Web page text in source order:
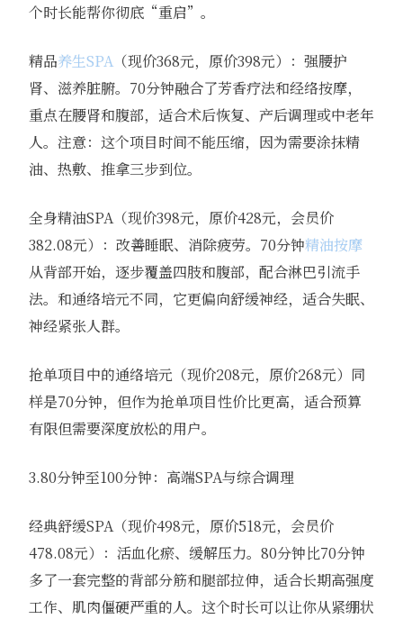
个时长能帮你彻底“重启”。
精品养生SPA （现价368元，原价398元）：强腰护
肾、滋养脏腑。70分钟融合了芳香疗法和经络按摩，
重点在腰肾和腹部，适合术后恢复、产后调理或中老年
人。注意：这个项目时间不能压缩，因为需要涂抹精
油、热敷、推拿三步到位。
全身精油SPA（现价398元，原价428元，会员价
382.08元）：改善睡眠、消除疲劳。70分钟精油按摩
从背部开始，逐步覆盖四肢和腹部，配合淋巴引流手
法。和通络培元不同，它更偏向舒缓神经，适合失眠、
神经紧张人群。
抢单项目中的通络培元（现价208元，原价268元）同
样是70分钟，但作为抢单项目性价比更高，适合预算
有限但需要深度放松的用户。
3.80分钟至100分钟：高端SPA与综合调理
经典舒缓SPA（现价498元，原价518元，会员价
478.08元）：活血化瘀、缓解压力。80分钟比70分钟
多了一套完整的背部分筋和腿部拉伸，适合长期高强度
工作、肌肉僵硬严重的人。这个时长可以让你从紧绷状